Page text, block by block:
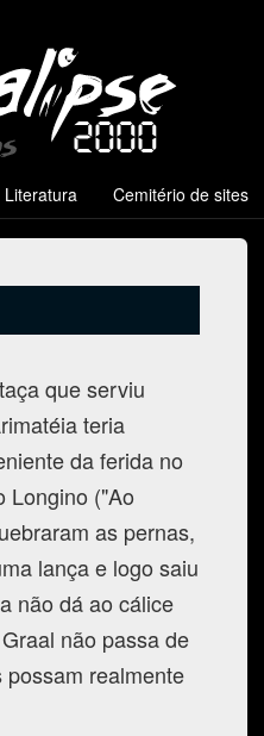
Literatura Cemitério de sites
que serviu
teria
da ferida no
Longino ("Ao
as pernas,
lança e logo saiu
não dá ao cálice
não passa de
realmente